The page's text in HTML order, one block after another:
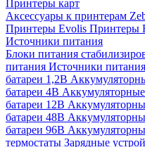
Принтеры карт
Аксессуары к принтерам
Принтеры Evolis Принтеры
Источники питания
Блоки питания
питания Источники
батареи 1,2В
батареи 4В
батареи 12В
батареи 48В
батареи 96В
термостаты Зарядные